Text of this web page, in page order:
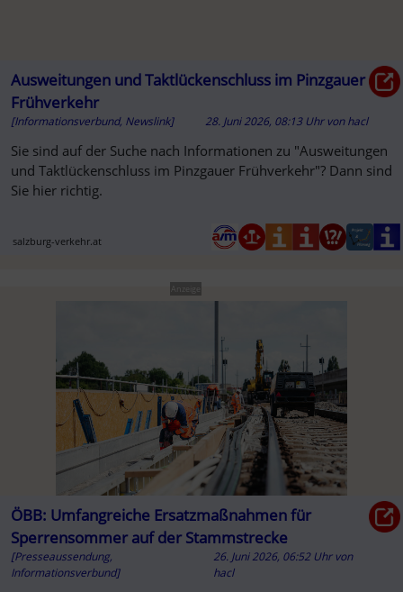
Ausweitungen und Taktlückenschluss im Pinzgauer
Frühverkehr
[Informationsverbund, Newslink] 28. Juni 2026, 08:13 Uhr vonhacl
Sie sind auf der Suche nach Informationen zu "Ausweitungen
und Taktlückenschluss im Pinzgauer Frühverkehr"? Dann sind
Sie hier richtig.
salzburg-verkehr.at
Anzeige
ÖBB: Umfangreiche Ersatzmaßnahmen für
Sperrensommer auf der Stammstrecke
[Presseaussendung,
Informationsverbund]
26. Juni 2026, 06:52 Uhr von
hacl